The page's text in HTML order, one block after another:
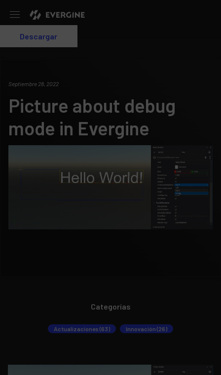
Login
Descargar
Septiembre 28, 2022
Picture about debug
mode in Evergine
Categorías
Actualizaciones (63) Innovación (26)